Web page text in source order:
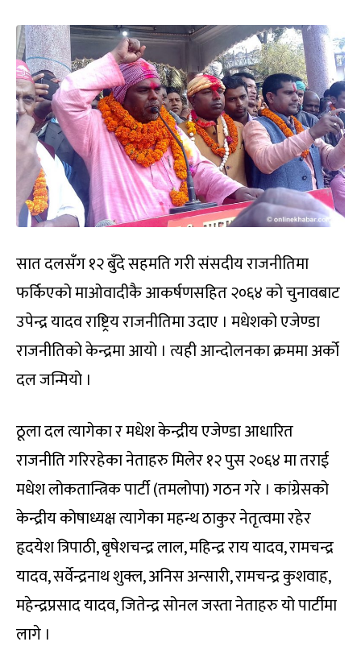
सात दलसँग १२ बुँदे सहमति गरी संसदीय राजनीतिमा
फर्किएको माओवादीकै आकर्षणसहित २०६४ को चुनावबाट
उपेन्द्र यादव राष्ट्रिय राजनीतिमा उदाए । मधेशको एजेण्डा
राजनीतिको केन्द्रमा आयो । त्यही आन्दोलनका क्रममा अर्को
दल जन्मियो ।
ठूला दल त्यागेका र मधेश केन्द्रीय एजेण्डा आधारित
राजनीति गरिरहेका नेताहरु मिलेर १२ पुस २०६४ मा तराई
मधेश लोकतान्त्रिक पार्टी (तमलोपा) गठन गरे । कांग्रेसको
केन्द्रीय कोषाध्यक्ष त्यागेका महन्थ ठाकुर नेतृत्वमा रहेर
हृदयेश त्रिपाठी, बृषेशचन्द्र लाल, महिन्द्र राय यादव, रामचन्द्र
यादव, सर्वेन्द्रनाथ शुक्ल, अनिस अन्सारी, रामचन्द्र कुशवाह,
महेन्द्रप्रसाद यादव, जितेन्द्र सोनल जस्ता नेताहरु यो पार्टीमा
लागे ।